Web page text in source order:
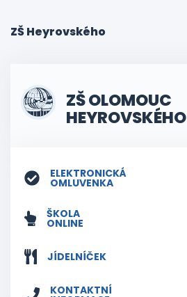
ZŠ Heyrovského
ZŠ OLOMOUC
HEYROVSKÉHO
ELEKTRONICKÁ
OMLUVENKA
ŠKOLA
ONLINE
JÍDELNÍČEK
KONTAKTNÍ